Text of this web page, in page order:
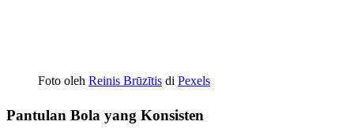
Foto oleh Reinis Brūzītis di Pexels
Pantulan Bola yang Konsisten